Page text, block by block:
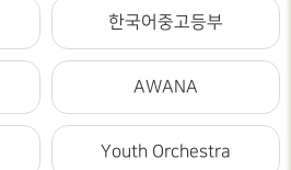
한국어중고등부
AWANA
Youth Orchestra